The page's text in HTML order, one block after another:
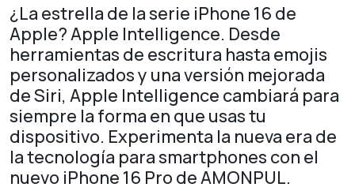
¿La estrella de la serie iPhone 16 de
Apple? Apple Intelligence. Desde
herramientas de escritura hasta emojis
personalizados y una versión mejorada
de Siri, Apple Intelligence cambiará para
siempre la forma en que usas tu
dispositivo. Experimenta la nueva era de
la tecnología para smartphones con el
nuevo iPhone 16 Pro de AMONPUL.